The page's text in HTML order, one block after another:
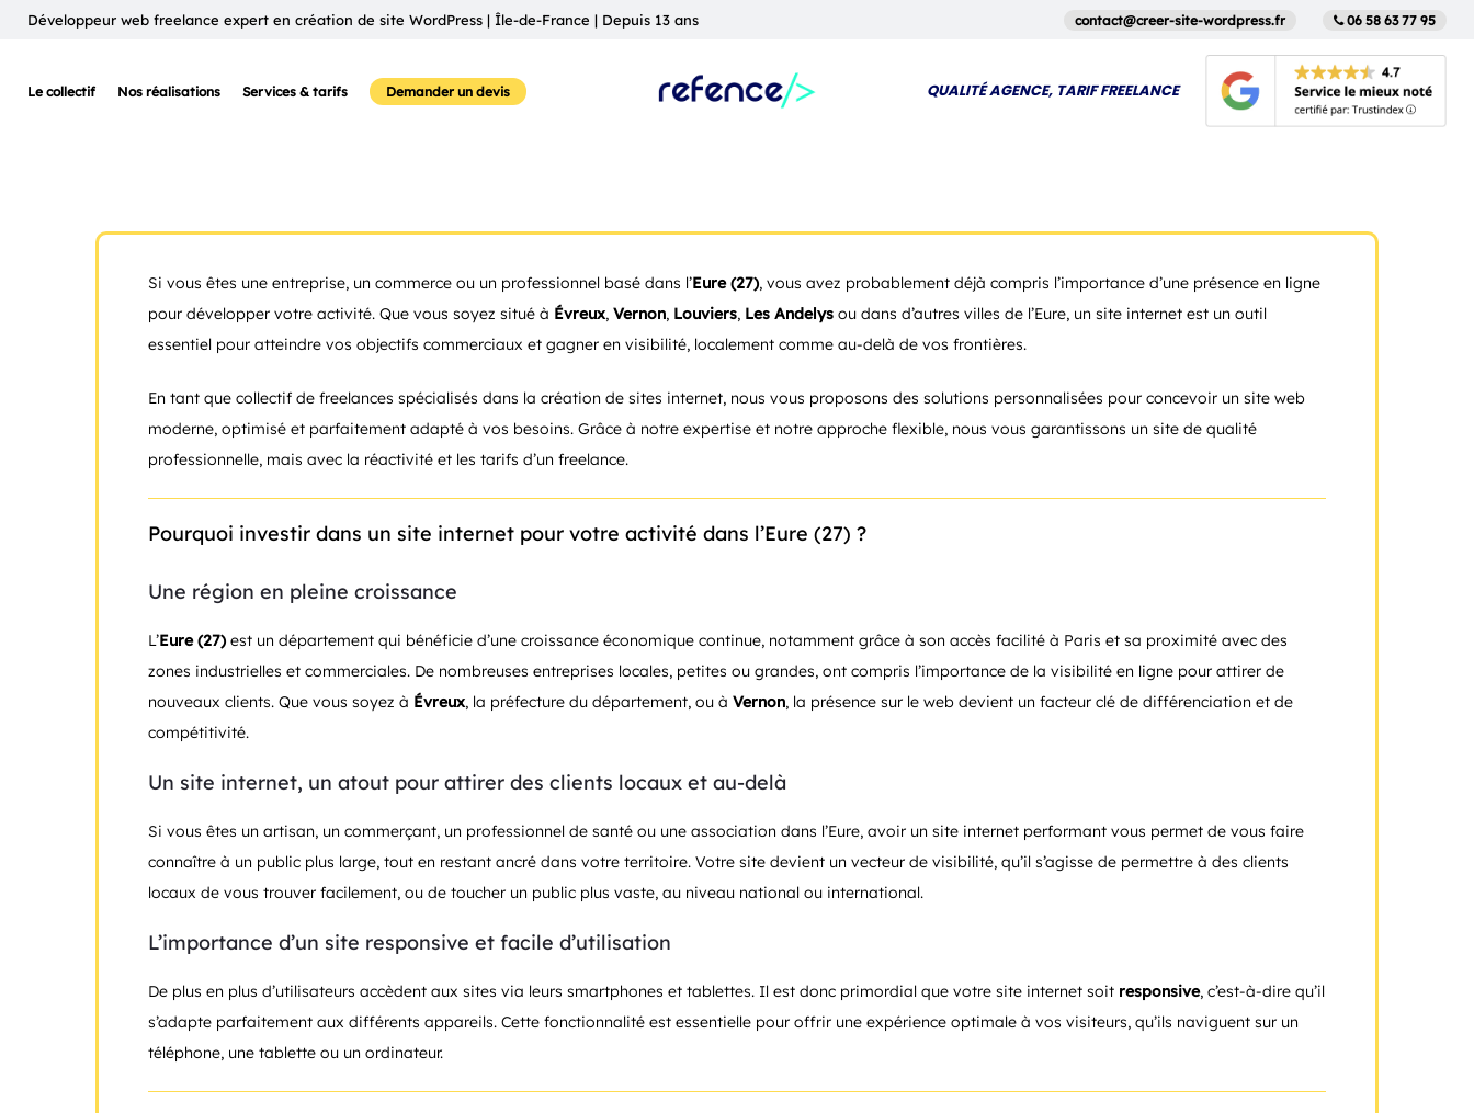
Développeur web freelance expert en création de site WordPress | Île-de-France | Depuis 13 ans contact@creer-site-wordpress.fr 06 58 63 77 95
Le collectif Nos réalisations Services & tarifs Demander un devis QUALITÉ AGENCE, TARIF FREELANCE
Si vous êtes une entreprise, un commerce ou un professionnel basé dans l’Eure (27), vous avez probablement déjà compris l’importance d’une présence en ligne
pour développer votre activité. Que vous soyez situé à Évreux, Vernon, Louviers, Les Andelys ou dans d’autres villes de l’Eure, un site internet est un outil
essentiel pour atteindre vos objectifs commerciaux et gagner en visibilité, localement comme au-delà de vos frontières.
En tant que collectif de freelances spécialisés dans la création de sites internet, nous vous proposons des solutions personnalisées pour concevoir un site web
moderne, optimisé et parfaitement adapté à vos besoins. Grâce à notre expertise et notre approche flexible, nous vous garantissons un site de qualité
professionnelle, mais avec la réactivité et les tarifs d’un freelance.
Pourquoi investir dans un site internet pour votre activité dans l’Eure (27) ?
Une région en pleine croissance
L’Eure (27) est un département qui bénéficie d’une croissance économique continue, notamment grâce à son accès facilité à Paris et sa proximité avec des
zones industrielles et commerciales. De nombreuses entreprises locales, petites ou grandes, ont compris l’importance de la visibilité en ligne pour attirer de
nouveaux clients. Que vous soyez à Évreux, la préfecture du département, ou à Vernon, la présence sur le web devient un facteur clé de différenciation et de
compétitivité.
Un site internet, un atout pour attirer des clients locaux et au-delà
Si vous êtes un artisan, un commerçant, un professionnel de santé ou une association dans l’Eure, avoir un site internet performant vous permet de vous faire
connaître à un public plus large, tout en restant ancré dans votre territoire. Votre site devient un vecteur de visibilité, qu’il s’agisse de permettre à des clients
locaux de vous trouver facilement, ou de toucher un public plus vaste, au niveau national ou international.
L’importance d’un site responsive et facile d’utilisation
De plus en plus d’utilisateurs accèdent aux sites via leurs smartphones et tablettes. Il est donc primordial que votre site internet soit responsive, c’est-à-dire qu’il
s’adapte parfaitement aux différents appareils. Cette fonctionnalité est essentielle pour offrir une expérience optimale à vos visiteurs, qu’ils naviguent sur un
téléphone, une tablette ou un ordinateur.